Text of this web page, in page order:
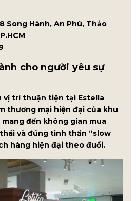
Song Hành, An Phú, Thảo
cho người yêu sự
vị trí thuận tiện tại Estella
thương mại hiện đại của khu
đến không gian mua
và đúng tinh thần “slow
hàng hiện đại theo đuổi.